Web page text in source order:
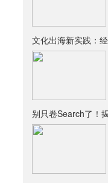
文化出海新实践：
大
别只卷Search了！
名